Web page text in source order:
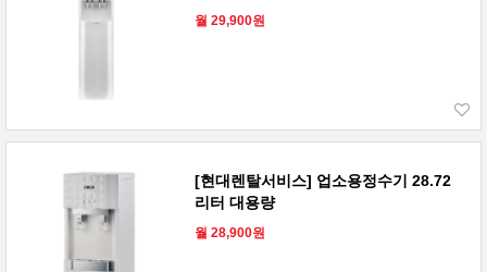
월 29,900원
[현대렌탈서비스] 업소용정수기 28.72
리터 대용량
월 28,900원